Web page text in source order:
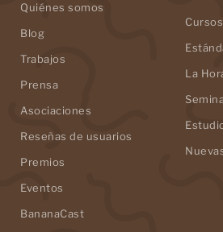
Quiénes somos
Blog
Trabajos
Prensa
Asociaciones
Reseñas de usuarios
Premios
Eventos
BananaCast
Cursos
La